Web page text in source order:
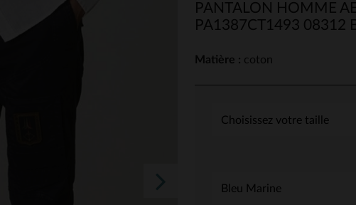
PANTALON HOMME
PA1387CT1493 08312
Matière : coton